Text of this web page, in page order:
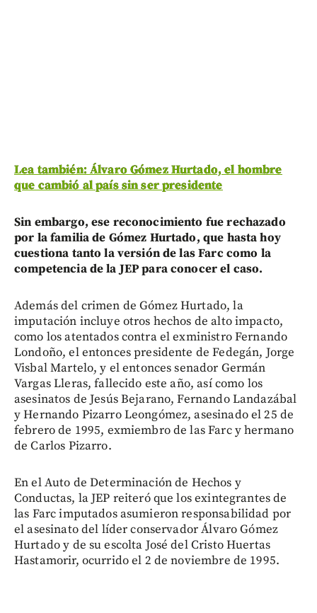
Lea también: Álvaro Gómez Hurtado, el hombre
que cambió al país sin ser presidente
Sin embargo, ese reconocimiento fue rechazado
por la familia de Gómez Hurtado, que hasta hoy
cuestiona tanto la versión de las Farc como la
competencia de la JEP para conocer el caso.
Además del crimen de Gómez Hurtado, la
imputación incluye otros hechos de alto impacto,
como los atentados contra el exministro Fernando
Londoño, el entonces presidente de Fedegán, Jorge
Visbal Martelo, y el entonces senador Germán
Vargas Lleras, fallecido este año, así como los
asesinatos de Jesús Bejarano, Fernando Landazábal
y Hernando Pizarro Leongómez, asesinado el 25 de
febrero de 1995, exmiembro de las Farc y hermano
de Carlos Pizarro.
En el Auto de Determinación de Hechos y
Conductas, la JEP reiteró que los exintegrantes de
las Farc imputados asumieron responsabilidad por
el asesinato del líder conservador Álvaro Gómez
Hurtado y de su escolta José del Cristo Huertas
Hastamorir, ocurrido el 2 de noviembre de 1995.